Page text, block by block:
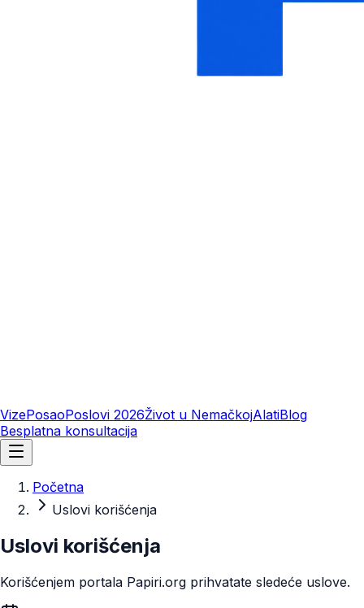
VizePosaoPoslovi 2026Život u NemačkojAlatiBlog
Besplatna konsultacija
Početna
Uslovi korišćenja
Uslovi korišćenja
Korišćenjem portala Papiri.org prihvatate sledeće uslove.